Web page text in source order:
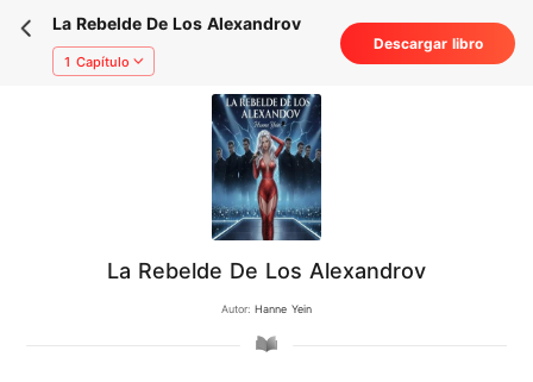
La Rebelde De Los Alexandrov
1 Capítulo
Descargar libro
La Rebelde De Los Alexandrov
Autor: Hanne Yein